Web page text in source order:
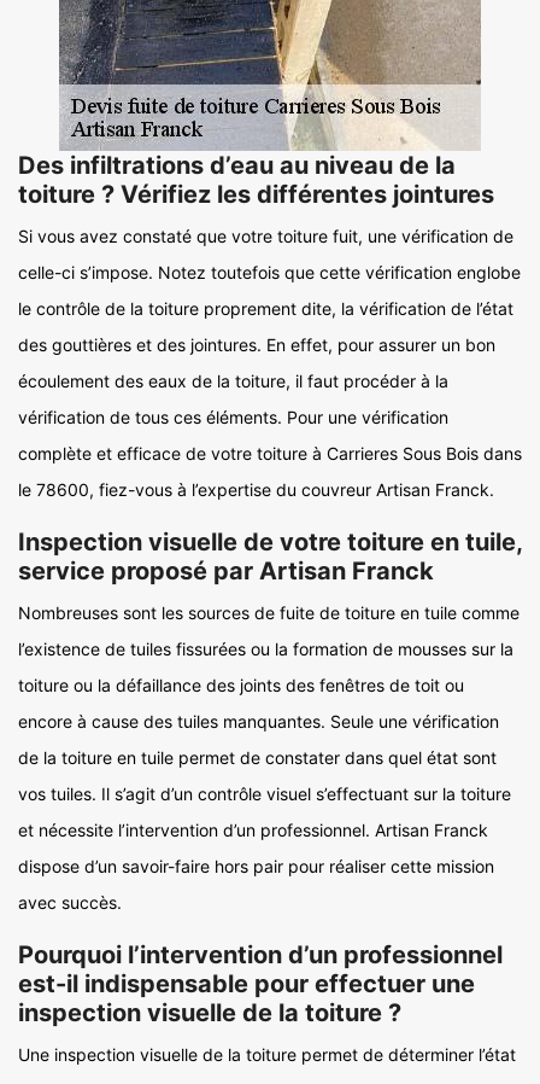
Des infiltrations d’eau au niveau de la
toiture ? Vérifiez les différentes jointures
Si vous avez constaté que votre toiture fuit, une vérification de
celle-ci s’impose. Notez toutefois que cette vérification englobe
le contrôle de la toiture proprement dite, la vérification de l’état
des gouttières et des jointures. En effet, pour assurer un bon
écoulement des eaux de la toiture, il faut procéder à la
vérification de tous ces éléments. Pour une vérification
complète et efficace de votre toiture à Carrieres Sous Bois dans
le 78600, fiez-vous à l’expertise du couvreur Artisan Franck.
Inspection visuelle de votre toiture en tuile,
service proposé par Artisan Franck
Nombreuses sont les sources de fuite de toiture en tuile comme
l’existence de tuiles fissurées ou la formation de mousses sur la
toiture ou la défaillance des joints des fenêtres de toit ou
encore à cause des tuiles manquantes. Seule une vérification
de la toiture en tuile permet de constater dans quel état sont
vos tuiles. Il s’agit d’un contrôle visuel s’effectuant sur la toiture
et nécessite l’intervention d’un professionnel. Artisan Franck
dispose d’un savoir-faire hors pair pour réaliser cette mission
avec succès.
Pourquoi l’intervention d’un professionnel
est-il indispensable pour effectuer une
inspection visuelle de la toiture ?
Une inspection visuelle de la toiture permet de déterminer l’état